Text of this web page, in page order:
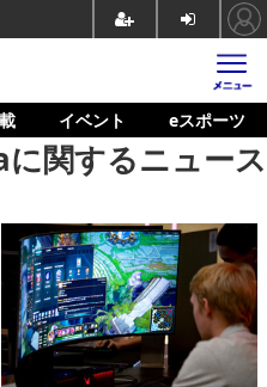
イベント eスポーツ
関するニュース